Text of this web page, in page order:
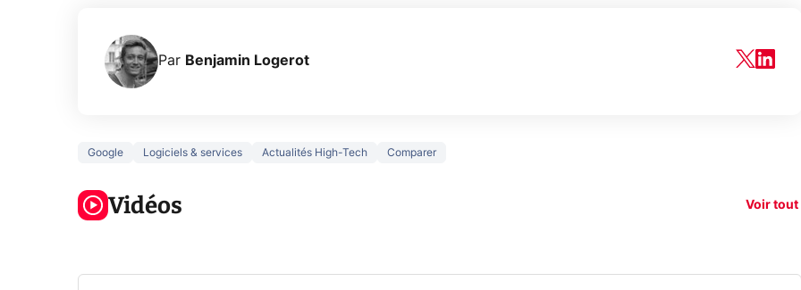
Par Benjamin Logerot
Google Logiciels & services Actualités High-Tech Comparer
Vidéos Voir tout
3 écrans en 1
Voici L'AOC
CQ32G4ZA !
5 générations
Ce que vous